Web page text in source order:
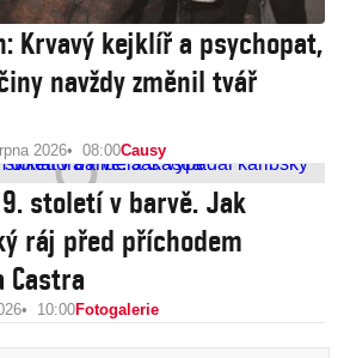
Krvavý kejklíř a psychopat,
navždy změnil tvář
2026 08:00Causy
století v barvě. Jak
ráj před příchodem
Castra
10:00Fotogalerie